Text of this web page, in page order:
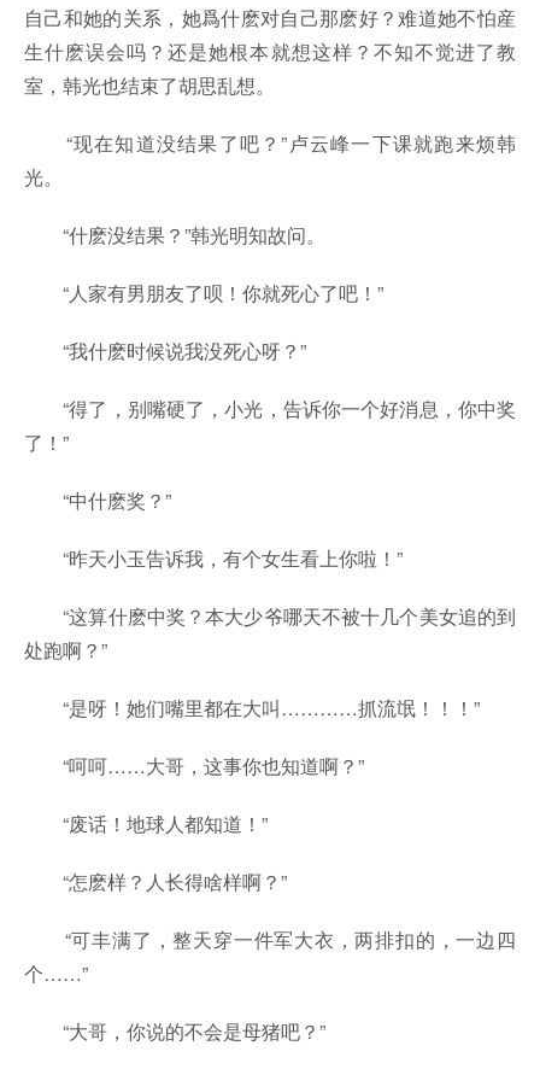
自己和她的关系，她爲什麽对自己那麽好？难道她不怕産
生什麽误会吗？还是她根本就想这样？不知不觉进了教
室，韩光也结束了胡思乱想。
“现在知道没结果了吧？”卢云峰一下课就跑来烦韩
光。
“什麽没结果？”韩光明知故问。
“人家有男朋友了呗！你就死心了吧！”
“我什麽时候说我没死心呀？”
“得了，别嘴硬了，小光，告诉你一个好消息，你中奖
了！”
“中什麽奖？”
“昨天小玉告诉我，有个女生看上你啦！”
“这算什麽中奖？本大少爷哪天不被十几个美女追的到
处跑啊？”
“是呀！她们嘴里都在大叫…………抓流氓！！！”
“呵呵……大哥，这事你也知道啊？”
“废话！地球人都知道！”
“怎麽样？人长得啥样啊？”
“可丰满了，整天穿一件军大衣，两排扣的，一边四
个……”
“大哥，你说的不会是母猪吧？”